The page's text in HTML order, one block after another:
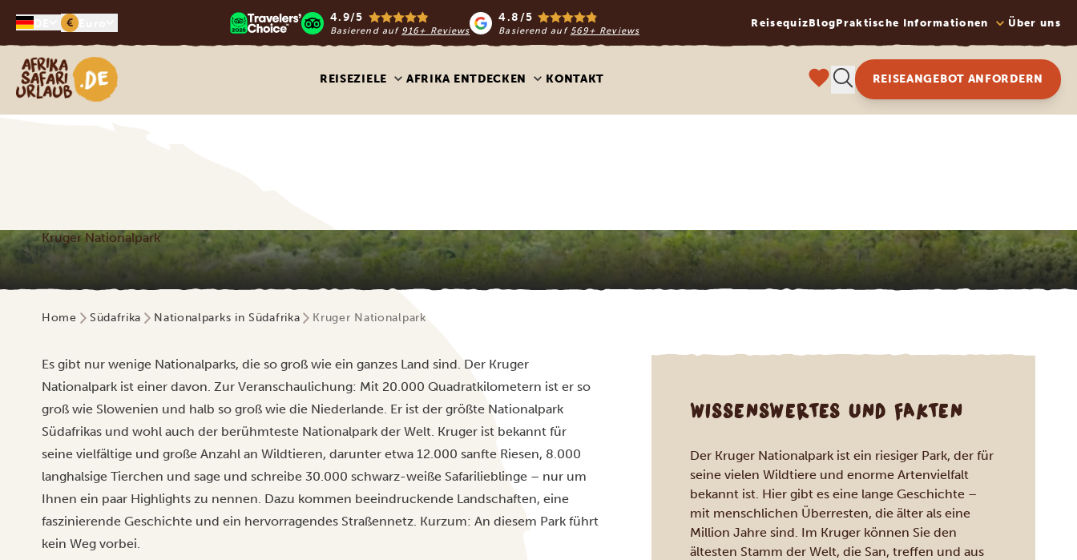
€ 4.9/5
Basierend auf 916+ Reviews
4.8/5
Basierend auf 569+ Reviews
ReisequizBlogPraktische Informationen Über uns
Afrika Safari Urlaub
REISEZIELE AFRIKA ENTDECKEN KONTAKT REISEANGEBOT ANFORDERN
Kruger Nationalpark
Home Südafrika Nationalparks in Südafrika Kruger Nationalpark
Es gibt nur wenige Nationalparks, die so groß wie ein ganzes Land sind. Der Kruger
Nationalpark ist einer davon. Zur Veranschaulichung: Mit 20.000 Quadratkilometern ist er so
groß wie Slowenien und halb so groß wie die Niederlande. Er ist der größte Nationalpark
Südafrikas und wohl auch der berühmteste Nationalpark der Welt. Kruger ist bekannt für
seine vielfältige und große Anzahl an Wildtieren, darunter etwa 12.000 sanfte Riesen, 8.000
langhalsige Tierchen und sage und schreibe 30.000 schwarz-weiße Safarilieblinge – nur um
Ihnen ein paar Highlights zu nennen. Dazu kommen beeindruckende Landschaften, eine
faszinierende Geschichte und ein hervorragendes Straßennetz. Kurzum: An diesem Park führt
kein Weg vorbei.
WISSENSWERTES UND FAKTEN
Der Kruger Nationalpark ist ein riesiger Park, der für
seine vielen Wildtiere und enorme Artenvielfalt
bekannt ist. Hier gibt es eine lange Geschichte –
mit menschlichen Überresten, die älter als eine
Million Jahre sind. Im Kruger können Sie den
ältesten Stamm der Welt, die San, treffen und aus